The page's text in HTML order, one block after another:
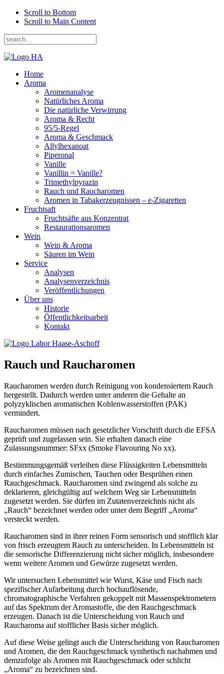
Scroll to Bottom
Scroll to Main Content
Home
Aroma
Aromenanalyse
Natürliches Aroma
Die natürliche Verwirrung
Aroma & Recht
95/5-Regel
Aroma & Geschmack
Allylhexanoat
Piperonal
Vanille
Vanillin = Vanille?
Trimethylpyrazin
Rauch und Raucharomen
Aromen in Tabakerzeugnissen – e-Zigaretten
Fruchtsaft
Fruchtsäfte aus Konzentrat
Restaurationsaromen
Wein
Wein & Aroma
Säuren im Wein
Service
Analysen
Analysenverzeichnis
Veröffentlichungen
Über uns
Historie
Öffentlichkeitsarbeit
Kontakt
Rauch und Raucharomen
Raucharomen werden durch Reinigung von kondensiertem Rauch
hergestellt. Dadurch werden unter anderen die Gehalte an
polyzyklischen aromatischen Kohlenwasserstoffen (PAK)
vermindert.
Raucharomen müssen nach gesetzlicher Vorschrift durch die EFSA
geprüft und zugelassen sein. Sie erhalten danach eine
Zulassungsnummer: SFxx (Smoke Flavouring No xx).
Bestimmungsgemäß verleihen diese Flüssigkeiten Lebensmitteln
durch einfaches Zumischen, Tauchen oder Besprühen einen
Rauchgeschmack. Raucharomen sind zwingend als solche zu
deklarieren, gleichgültig auf welchem Weg sie Lebensmitteln
zugesetzt werden. Sie dürfen im Zutatenverzeichnis nicht als
„Rauch“ bezeichnet werden oder unter dem Begriff „Aroma“
versteckt werden.
Raucharomen sind in ihrer reinen Form sensorisch und stofflich klar
von frisch erzeugtem Rauch zu unterscheiden. In Lebensmitteln ist
die sensorische Differenzierung nicht sicher möglich, insbesondere
wenn weitere Aromen und Gewürze zugesetzt werden.
Wir untersuchen Lebensmittel wie Wurst, Käse und Fisch nach
spezifischer Aufarbeitung durch hochauflösende,
chromatographische Verfahren gekoppelt mit Massenspektrometern
auf das Spektrum der Aromastoffe, die den Rauchgeschmack
erzeugen. Danach ist die Unterscheidung von Rauch und
Raucharoma auf stofflicher Basis sicher möglich.
Auf diese Weise gelingt auch die Unterscheidung von Raucharomen
und Aromen, die den Rauchgeschmack synthetisch nachahmen und
demzufolge als Aromen mit Rauchgeschmack oder schlicht
„Aroma“ zu bezeichnen sind.